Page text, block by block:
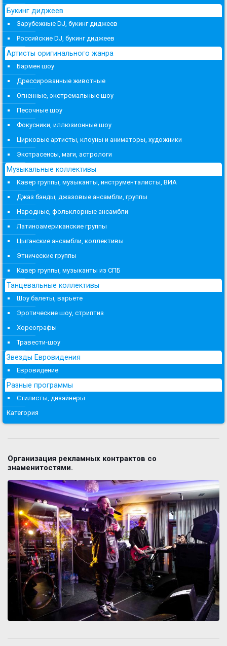
Букинг диджеев
Зарубежные DJ, букинг диджеев
Российские DJ, букинг диджеев
Артисты оригинального жанра
Бармен шоу
Дрессированные животные
Огненные, экстремальные шоу
Песочные шоу
Фокусники, иллюзионные шоу
Цирковые артисты, клоуны и аниматоры, художники
Экстрасенсы, маги, астрологи
Музыкальные коллективы
Кавер группы, музыканты, инструменталисты, ВИА
Джаз бэнды, джазовые ансамбли, группы
Народные, фольклорные ансамбли
Латиноамериканские группы
Цыганские ансамбли, коллективы
Этнические группы
Кавер группы, музыканты из СПБ
Танцевальные коллективы
Шоу балеты, варьете
Эротические шоу, стриптиз
Хореографы
Травести-шоу
Звезды Евровидения
Евровидение
Разные программы
Стилисты, дизайнеры
Категория
Организация рекламных контрактов со
знаменитостями.